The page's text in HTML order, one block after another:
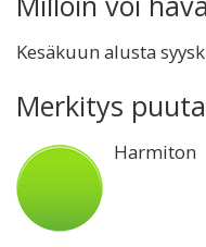
Kesäkuun alusta
Merkitys
Harmiton